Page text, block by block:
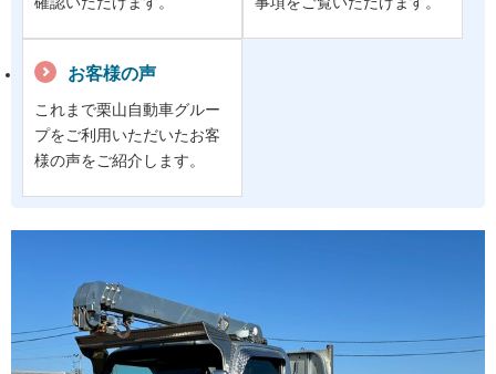
お客様の声
これまで栗山自動車グルー
プをご利用いただいたお客
様の声をご紹介します。